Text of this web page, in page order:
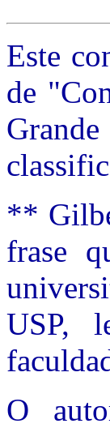
Este
de
**
frase
USP,
O